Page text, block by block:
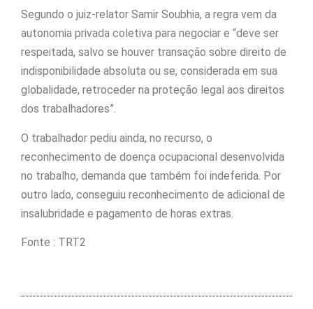
Segundo o juiz-relator Samir Soubhia, a regra vem da
autonomia privada coletiva para negociar e “deve ser
respeitada, salvo se houver transação sobre direito de
indisponibilidade absoluta ou se, considerada em sua
globalidade, retroceder na proteção legal aos direitos
dos trabalhadores”.
O trabalhador pediu ainda, no recurso, o
reconhecimento de doença ocupacional desenvolvida
no trabalho, demanda que também foi indeferida. Por
outro lado, conseguiu reconhecimento de adicional de
insalubridade e pagamento de horas extras.
Fonte : TRT2